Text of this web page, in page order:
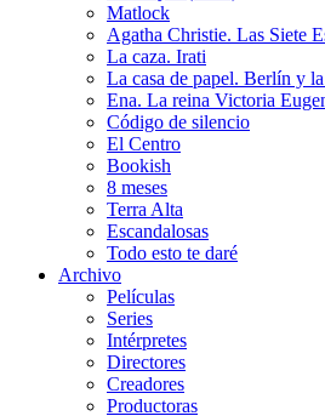
Matlock
Agatha Christie. Las Siete
La caza. Irati
La casa de papel. Berlín y
Ena. La reina Victoria
Código de silencio
El Centro
Bookish
8 meses
Terra Alta
Escandalosas
Todo esto te daré
Archivo
Películas
Series
Intérpretes
Directores
Creadores
Productoras